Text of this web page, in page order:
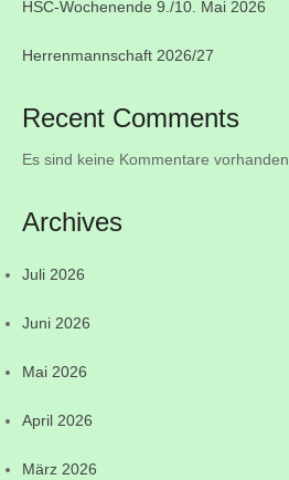
HSC-Wochenende 9./10. Mai 2026
Herrenmannschaft 2026/27
Recent Comments
Es sind keine Kommentare vorhanden.
Archives
Juli 2026
Juni 2026
Mai 2026
April 2026
März 2026